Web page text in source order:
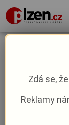
Plzeňané
tramvaje
Jána,
Aktuality
Zdá se,
Reklamy